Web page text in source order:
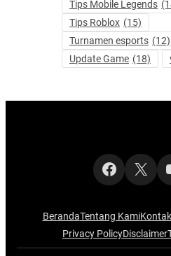
Tips Mobile Legends
Tips Roblox (15)
Turnamen esports (12)
Update Game (18)
X
BerandaTentang Kami
Privacy PolicyDisclaimer